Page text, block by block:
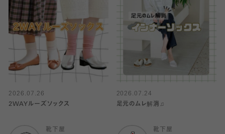
2026.07.26
2WAYルーズソックス
靴下屋
2026.07.24
足元のムレ解消♫
靴下屋